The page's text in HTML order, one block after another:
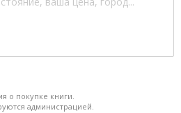
о покупке книги.
администрацией.